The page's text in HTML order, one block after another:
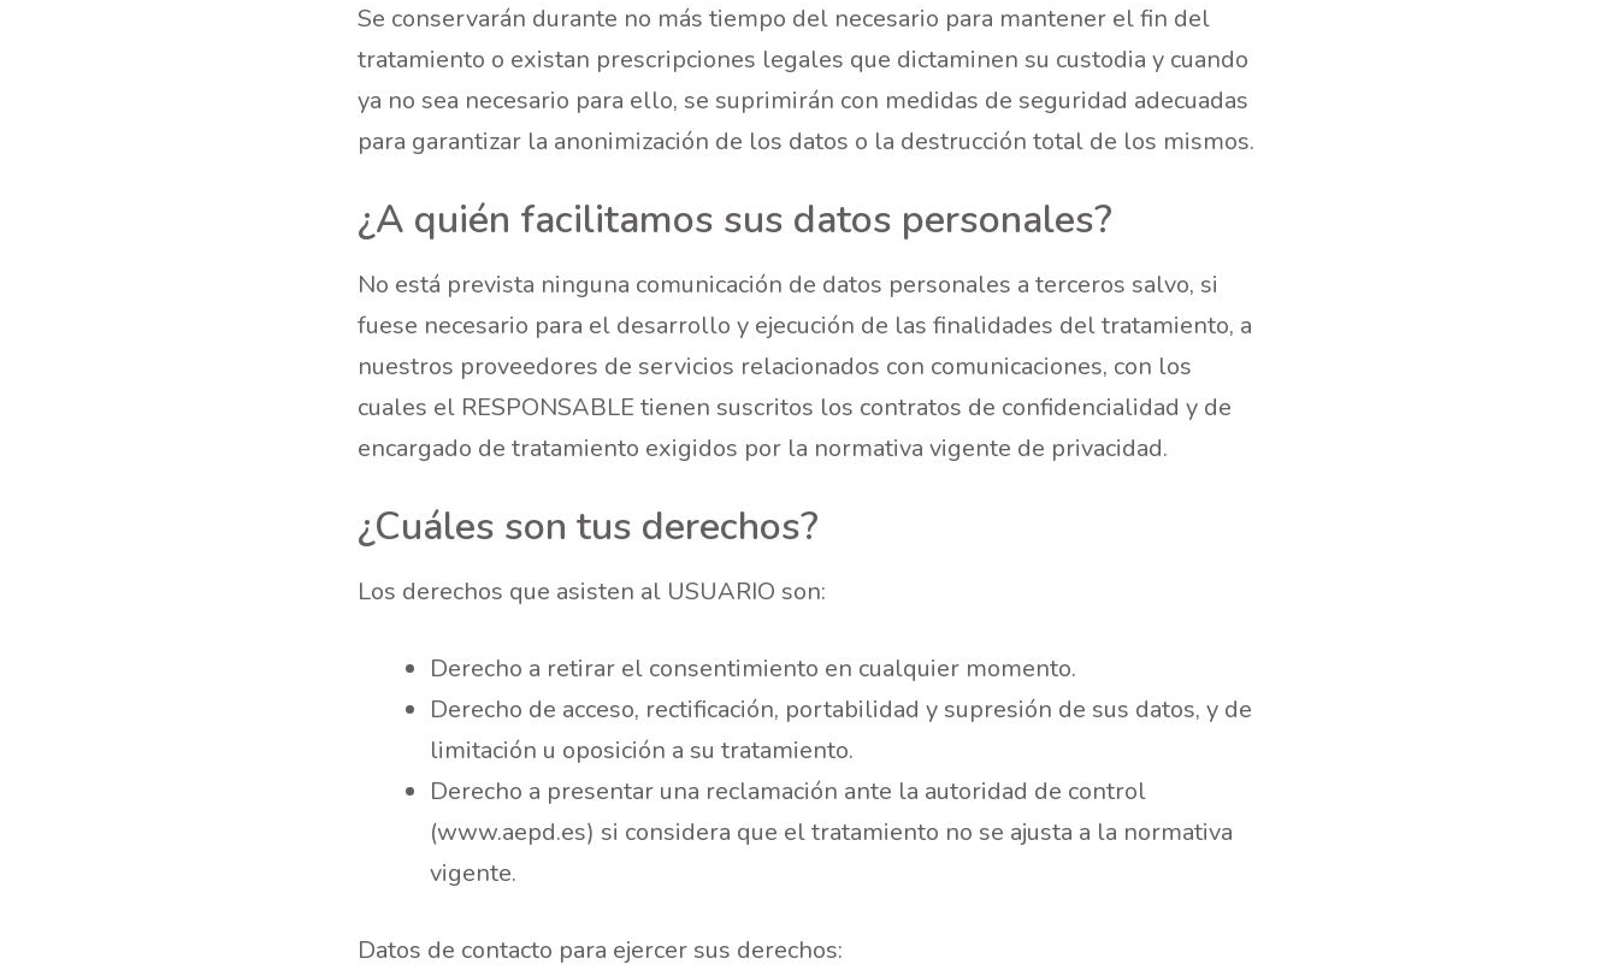
Se conservarán durante no más tiempo del necesario para mantener el fin del
tratamiento o existan prescripciones legales que dictaminen su custodia y cuando
ya no sea necesario para ello, se suprimirán con medidas de seguridad adecuadas
para garantizar la anonimización de los datos o la destrucción total de los mismos.
¿A quién facilitamos sus datos personales?
No está prevista ninguna comunicación de datos personales a terceros salvo, si
fuese necesario para el desarrollo y ejecución de las finalidades del tratamiento, a
nuestros proveedores de servicios relacionados con comunicaciones, con los
cuales el RESPONSABLE tienen suscritos los contratos de confidencialidad y de
encargado de tratamiento exigidos por la normativa vigente de privacidad.
¿Cuáles son tus derechos?
Los derechos que asisten al USUARIO son:
Derecho a retirar el consentimiento en cualquier momento.
Derecho de acceso, rectificación, portabilidad y supresión de sus datos, y de
limitación u oposición a su tratamiento.
Derecho a presentar una reclamación ante la autoridad de control
(www.aepd.es) si considera que el tratamiento no se ajusta a la normativa
vigente.
Datos de contacto para ejercer sus derechos: